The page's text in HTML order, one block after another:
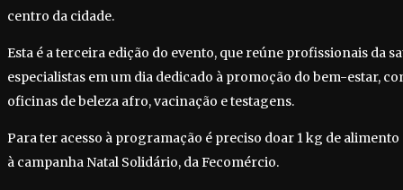
centro da cidade.
Esta é a terceira edição do evento, que reúne profissionais da
especialistas em um dia dedicado à promoção do bem-estar,
oficinas de beleza afro, vacinação e testagens.
Para ter acesso à programação é preciso doar 1 kg de
à campanha Natal Solidário, da Fecomércio.